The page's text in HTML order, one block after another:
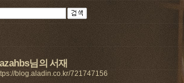
님의 서재
blog.aladin.co.kr/721747156